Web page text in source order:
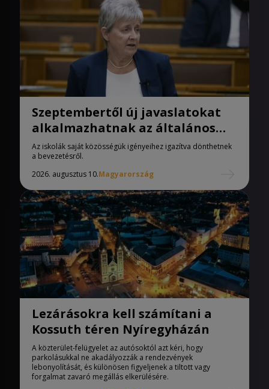
Szeptembertől új javaslatokat
alkalmazhatnak az általános
iskolák
Az iskolák saját közösségük igényeihez igazítva dönthetnek
a bevezetésről.
2026. augusztus 10.Magyarország
Lezárásokra kell számítani a
Kossuth téren Nyíregyházán
A közterület-felügyelet az autósoktól azt kéri, hogy
parkolásukkal ne akadályozzák a rendezvények
lebonyolítását, és különösen figyeljenek a tiltott vagy
forgalmat zavaró megállás elkerülésére.